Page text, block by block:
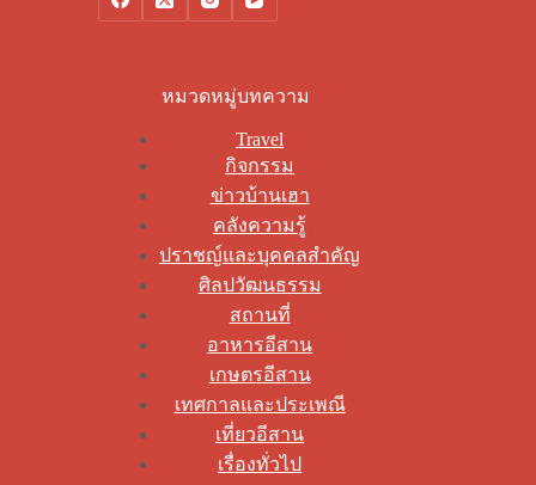
หมวดหมู่บทความ
Travel
กิจกรรม
ข่าวบ้านเฮา
คลังความรู้
ปราชญ์และบุคคลสำคัญ
ศิลปวัฒนธรรม
สถานที่
อาหารอีสาน
เกษตรอีสาน
เทศกาลและประเพณี
เที่ยวอีสาน
เรื่องทั่วไป